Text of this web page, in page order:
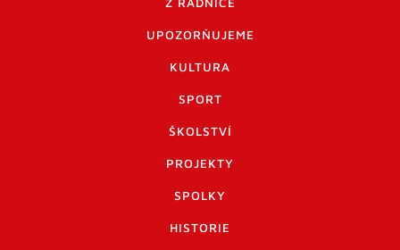
Z RADNICE
UPOZORŇUJEME
KULTURA
SPORT
ŠKOLSTVÍ
PROJEKTY
SPOLKY
HISTORIE